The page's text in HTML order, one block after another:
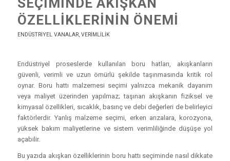
SEÇIMINDE AKIŞKAN
ÖZELLIKLERININ ÖNEMI
ENDÜSTRIYEL VANALAR, VERIMLILIK
Endüstriyel proseslerde kullanılan boru hatları, akışkanların
güvenli, verimli ve uzun ömürlü şekilde taşınmasında kritik rol
oynar. Boru hattı malzemesi seçimi yalnızca mekanik dayanım
veya maliyet üzerinden yapılmaz; taşınan akışkanın fiziksel ve
kimyasal özellikleri, sıcaklık, basınç ve debi değerleri de belirleyici
faktörlerdir. Yanlış malzeme seçimi, erken arızalara, korozyona,
yüksek bakım maliyetlerine ve sistem verimliliğinde düşüşe yol
açabilir.
Bu yazıda akışkan özelliklerinin boru hattı seçiminde nasıl dikkate